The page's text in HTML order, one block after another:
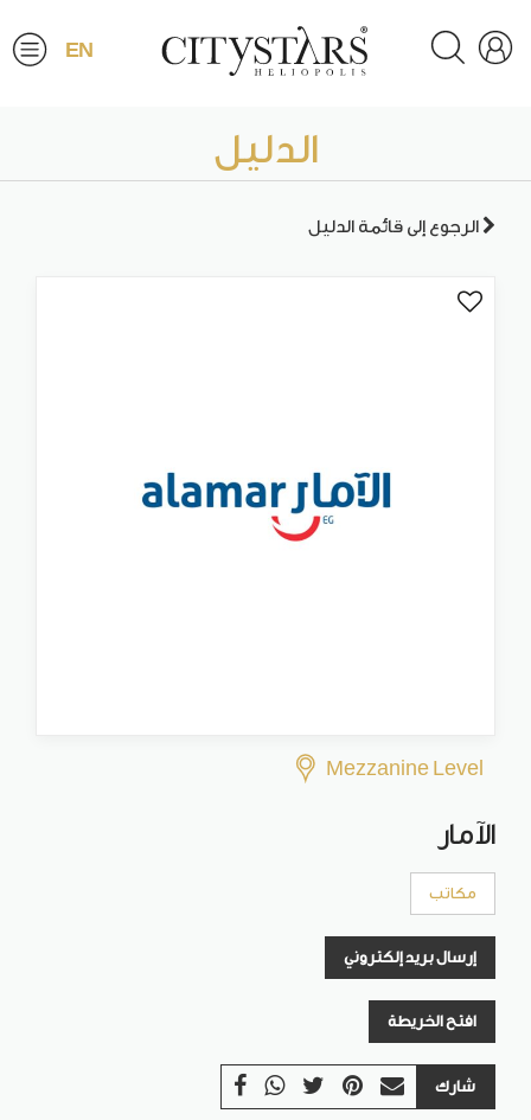
EN
الدليل
الرجوع إلى قائمة الدليل
Mezzanine Level
الآمار
مكاتب
إرسال بريد إلكتروني
افتح الخريطة
شارك